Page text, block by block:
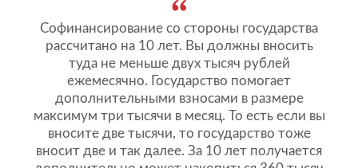
Софинансирование со стороны государства
рассчитано на 10 лет. Вы должны вносить
туда не меньше двух тысяч рублей
ежемесячно. Государство помогает
дополнительными взносами в размере
максимум три тысячи в месяц. То есть если вы
вносите две тысячи, то государство тоже
вносит две и так далее. За 10 лет получается